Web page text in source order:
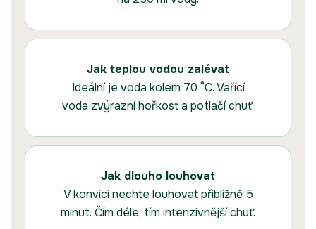
Jak teplou vodou zalévat
Ideální je voda kolem 70 °C. Vařící
voda zvýrazní hořkost a potlačí chuť.
Jak dlouho louhovat
V konvici nechte louhovat přibližně 5
minut. Čím déle, tím intenzivnější chuť.